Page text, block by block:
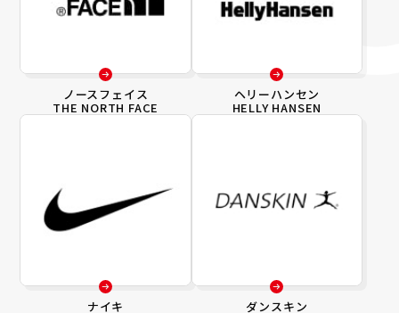
ノースフェイス
THE NORTH FACE
ヘリーハンセン
HELLY HANSEN
ナイキ ダンスキン